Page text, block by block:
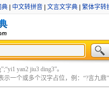
典 中文转拼音 文言文字典 繁体字转
yan2 jiu3 ding3”。
一个或多个汉字占位，例：“?言九鼎”